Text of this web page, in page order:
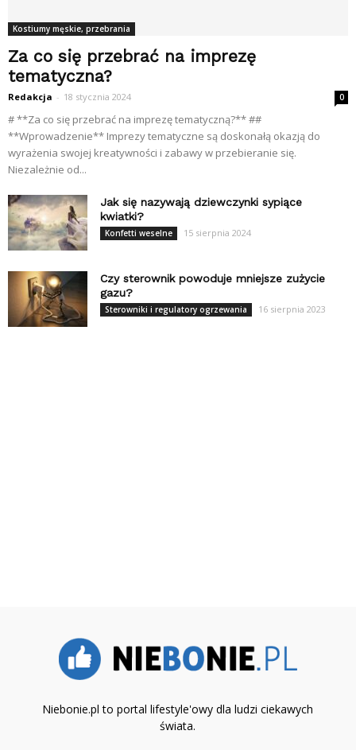
Kostiumy męskie, przebrania
Za co się przebrać na imprezę
tematyczna?
Redakcja - 18 stycznia 2024 0
# **Za co się przebrać na imprezę tematyczną?** ##
**Wprowadzenie** Imprezy tematyczne są doskonałą okazją do
wyrażenia swojej kreatywności i zabawy w przebieranie się.
Niezależnie od...
Jak się nazywają dziewczynki sypiące
kwiatki?
Konfetti weselne 15 sierpnia 2024
Czy sterownik powoduje mniejsze zużycie
gazu?
Sterowniki i regulatory ogrzewania 16 sierpnia 2023
Niebonie.pl to portal lifestyle'owy dla ludzi ciekawych
świata.